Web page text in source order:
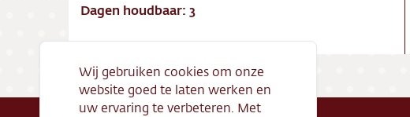
Dagen houdbaar: 3
Wij gebruiken cookies om onze
website goed te laten werken en
uw ervaring te verbeteren. Met